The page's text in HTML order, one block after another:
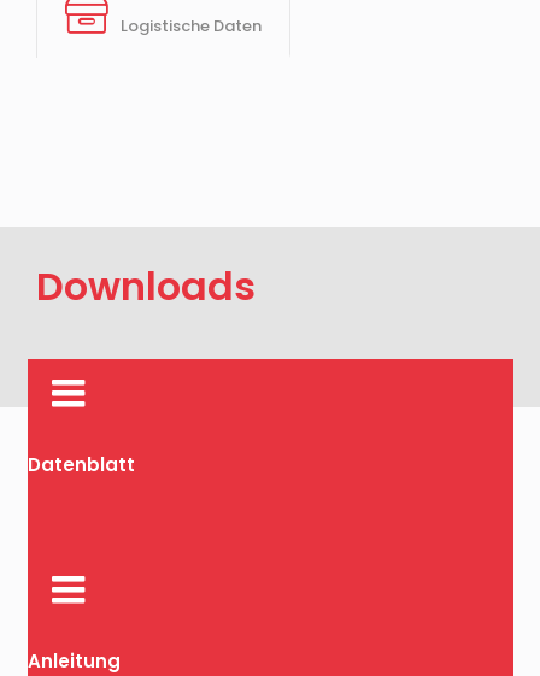
Logistische Daten
Downloads
Datenblatt
Anleitung